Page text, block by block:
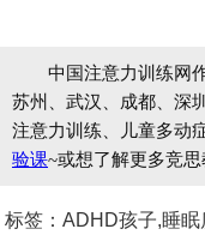
中国注意力训练网
苏州、武汉、成都、深
注意力训练、儿童多动
验课~或想了解更多竞
标签：ADHD孩子,睡